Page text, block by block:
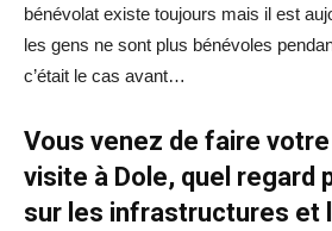
bénévolat existe toujours mais il est
les gens ne sont plus bénévoles
c’était le cas avant…
Vous venez de faire
visite à Dole, quel regard
sur les infrastructures et